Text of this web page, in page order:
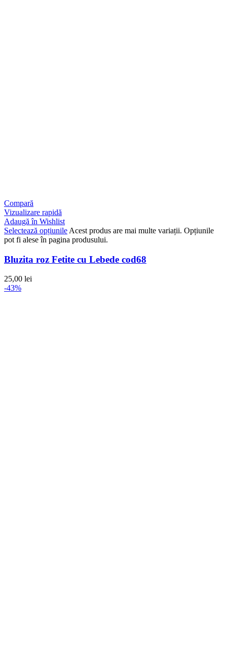
Compară
Vizualizare rapidă
Adaugă în Wishlist
Selectează opțiunile Acest produs are mai multe variații. Opțiunile
pot fi alese în pagina produsului.
Bluzita roz Fetite cu Lebede cod68
25,00 lei
-43%